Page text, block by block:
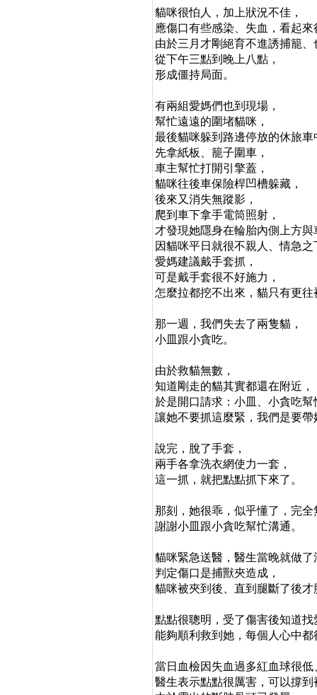
貓咪很怕人，加上狀況不佳，
應傷口有些感染、失血，看起來
由於三月才剛絕育不進誘捕籠
從下午三點到晚上八點，
形成僵持局面。
有兩組愛媽們也到現場，
幫忙遠遠的圍堵貓咪，
最後貓咪躲到路邊停放的休旅車
先拿紙板、籠子圍車，
車主幫忙打開引擎蓋，
貓咪往後車保險桿凹槽躲藏，
後來又消失無蹤影，
爬到車下拿手電筒照射，
才發現她隱身在輪胎內側上方
因貓咪平日就很不親人、情急
愛媽建議戴手套抓，
可是戴手套很不好施力，
怎麼拉都挖不出來，貓只有更往
那一週，我們失去了兩隻貓，
小皿跟小貪吃。
由於救貓無數，
知道剛走的貓其實都還在附近，
於是開口請求：小皿、小貪吃
讓她不要抓這麼緊，我們是要
說完，脫了手套，
兩手各拿洗衣網使力一套，
這一抓，就把點點抓下來了。
那刻，她很乖，似乎懂了，完全
謝謝小皿跟小貪吃幫忙溝通。
貓咪緊急送醫，醫生當晚就做
判定傷口是捕獸夾造成，
貓咪被夾到後、直到腿斷了後才
點點很聰明，受了傷害後知道
能夠順利救到她，每個人心中
當日血檢因失血過多紅血球很
醫生表示點點很厲害，可以撐到